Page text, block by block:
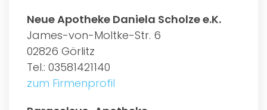
Neue Apotheke Daniela Scholze e.K.
James-von-Moltke-Str. 6
02826 Görlitz
Tel.: 03581421140
zum Firmenprofil